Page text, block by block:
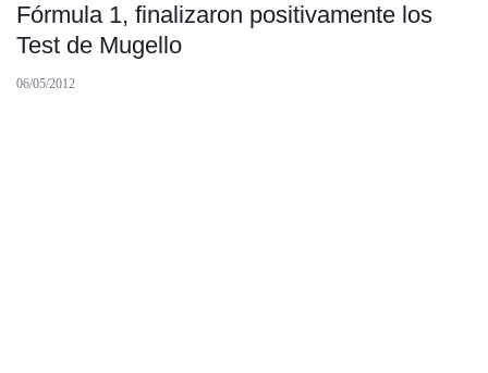
Fórmula 1, finalizaron positivamente los
Test de Mugello
06/05/2012